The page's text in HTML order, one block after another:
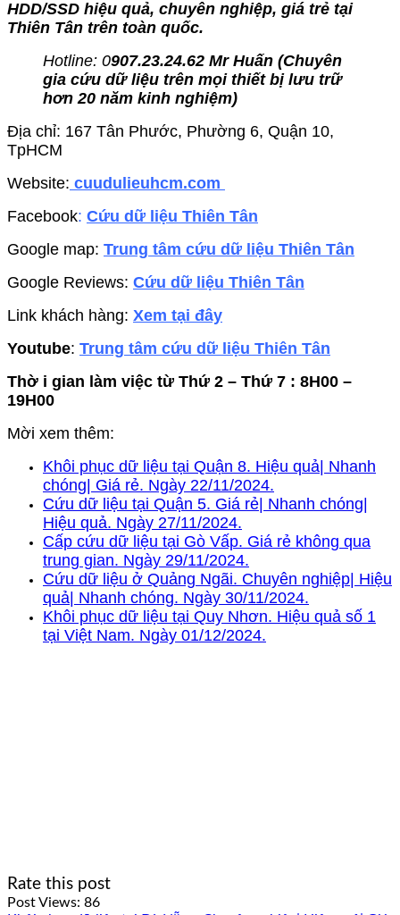
HDD/SSD hiệu quả, chuyên nghiệp, giá trẻ tại
Thiên Tân trên toàn quốc.
Hotline: 0907.23.24.62 Mr Huấn (Chuyên
gia cứu dữ liệu trên mọi thiết bị lưu trữ
hơn 20 năm kinh nghiệm)
Địa chỉ: 167 Tân Phước, Phường 6, Quận 10,
TpHCM
Website: cuudulieuhcm.com
Facebook: Cứu dữ liệu Thiên Tân
Google map: Trung tâm cứu dữ liệu Thiên Tân
Google Reviews: Cứu dữ liệu Thiên Tân
Link khách hàng: Xem tại đây
Youtube: Trung tâm cứu dữ liệu Thiên Tân
Thờ i gian làm việc từ Thứ 2 – Thứ 7 : 8H00 –
19H00
Mời xem thêm:
Khôi phục dữ liệu tại Quận 8. Hiệu quả| Nhanh
chóng| Giá rẻ. Ngày 22/11/2024.
Cứu dữ liệu tại Quận 5. Giá rẻ| Nhanh chóng|
Hiệu quả. Ngày 27/11/2024.
Cấp cứu dữ liệu tại Gò Vấp. Giá rẻ không qua
trung gian. Ngày 29/11/2024.
Cứu dữ liệu ở Quảng Ngãi. Chuyên nghiệp| Hiệu
quả| Nhanh chóng. Ngày 30/11/2024.
Khôi phục dữ liệu tại Quy Nhơn. Hiệu quả số 1
tại Việt Nam. Ngày 01/12/2024.
Rate this post
Post Views: 86